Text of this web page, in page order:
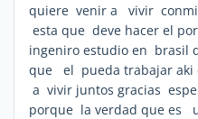
quiere venir a vivir
esta que deve hacer el
ingeniro estudio en brasil
que el pueda trabajar aki
a vivir juntos gracias
porque la verdad que es